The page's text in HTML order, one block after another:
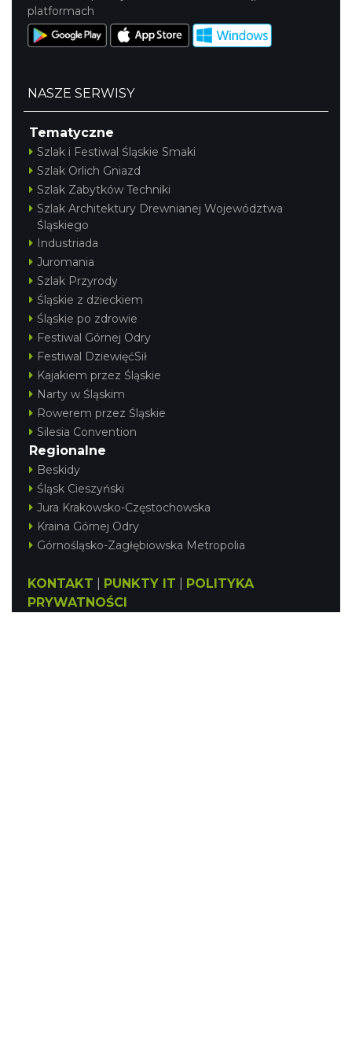
platformach
NASZE SERWISY
Tematyczne
Szlak i Festiwal Śląskie Smaki
Szlak Orlich Gniazd
Szlak Zabytków Techniki
Szlak Architektury Drewnianej Województwa
Śląskiego
Industriada
Juromania
Szlak Przyrody
Śląskie z dzieckiem
Śląskie po zdrowie
Festiwal Górnej Odry
Festiwal DziewięćSił
Kajakiem przez Śląskie
Narty w Śląskim
Rowerem przez Śląskie
Silesia Convention
Regionalne
Beskidy
Śląsk Cieszyński
Jura Krakowsko-Częstochowska
Kraina Górnej Odry
Górnośląsko-Zagłębiowska Metropolia
KONTAKT PUNKTY IT
POLITYKA
PRYWATNOŚCI